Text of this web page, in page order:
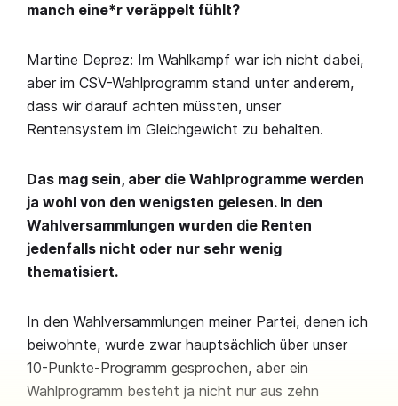
manch eine*r veräppelt fühlt?
Martine Deprez: Im Wahlkampf war ich nicht dabei,
aber im CSV-Wahlprogramm stand unter anderem,
dass wir darauf achten müssten, unser
Rentensystem im Gleichgewicht zu behalten.
Das mag sein, aber die Wahlprogramme werden
ja wohl von den wenigsten gelesen. In den
Wahlversammlungen wurden die Renten
jedenfalls nicht oder nur sehr wenig
thematisiert.
In den Wahlversammlungen meiner Partei, denen ich
beiwohnte, wurde zwar hauptsächlich über unser
10-Punkte-Programm gesprochen, aber ein
Wahlprogramm besteht ja nicht nur aus zehn